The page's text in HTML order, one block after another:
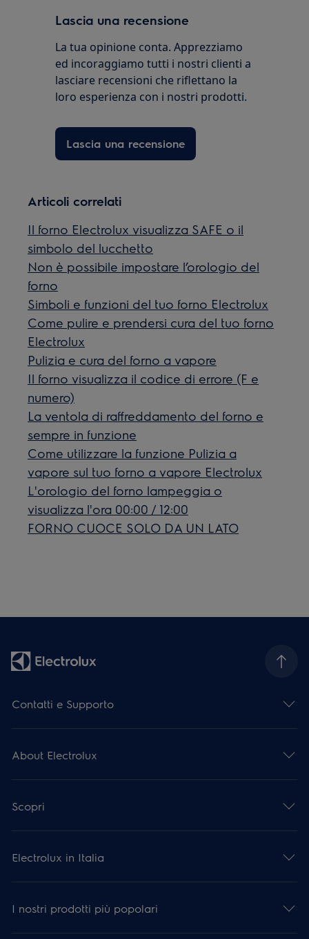
Lascia una recensione
La tua opinione conta. Apprezziamo
ed incoraggiamo tutti i nostri clienti a
lasciare recensioni che riflettano la
loro esperienza con i nostri prodotti.
Lascia una recensione
Articoli correlati
Il forno Electrolux visualizza SAFE o il
simbolo del lucchetto
Non è possibile impostare l’orologio del
forno
Simboli e funzioni del tuo forno Electrolux
Come pulire e prendersi cura del tuo forno
Electrolux
Pulizia e cura del forno a vapore
Il forno visualizza il codice di errore (F e
numero)
La ventola di raffreddamento del forno e
sempre in funzione
Come utilizzare la funzione Pulizia a
vapore sul tuo forno a vapore Electrolux
L'orologio del forno lampeggia o
visualizza l'ora 00:00 / 12:00
FORNO CUOCE SOLO DA UN LATO
Contatti e Supporto
About Electrolux
Scopri
Electrolux in Italia
I nostri prodotti più popolari